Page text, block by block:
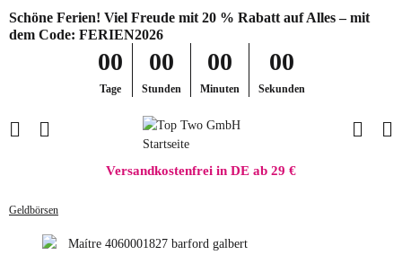
Schöne Ferien! Viel Freude mit 20 % Rabatt auf Alles – mit
dem Code: FERIEN2026
00
Tage
00
Stunden
00
Minuten
00
Sekunden
Versandkostenfrei in DE ab 29 €
Geldbörsen